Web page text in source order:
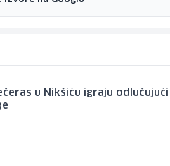
u Nikšiću igraju